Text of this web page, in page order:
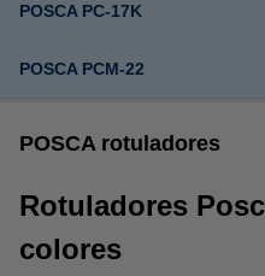
POSCA PC-17K
POSCA PCM-22
POSCA rotuladores
Rotuladores
colores